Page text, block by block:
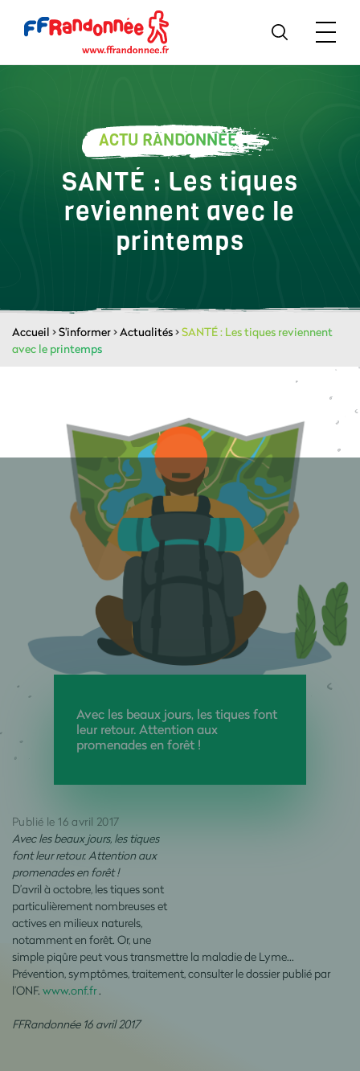
ACTU RANDONNÉE
SANTÉ : Les tiques
reviennent avec le
printemps
Accueil >S'informer>Actualités>SANTÉ : Les tiques reviennent
avec le printemps
Avec les beaux jours, les tiques font
leur retour. Attention aux
promenades en forêt !
Publié le 16 avril 2017
Avec les beaux jours, les tiques
font leur retour. Attention aux
promenades en forêt !
D’avril à octobre, les tiques sont
particulièrement nombreuses et
actives en milieux naturels,
notamment en forêt. Or, une
simple piqûre peut vous transmettre la maladie de Lyme…
Prévention, symptômes, traitement, consulter le dossier publié par
l’ONF. www.onf.fr.
FFRandonnée 16 avril 2017